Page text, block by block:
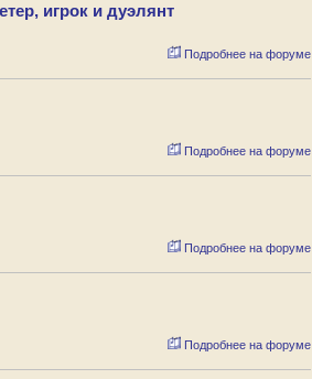
игрок и дуэлянт
Подробнее на форуме
Подробнее на форуме
Подробнее на форуме
Подробнее на форуме